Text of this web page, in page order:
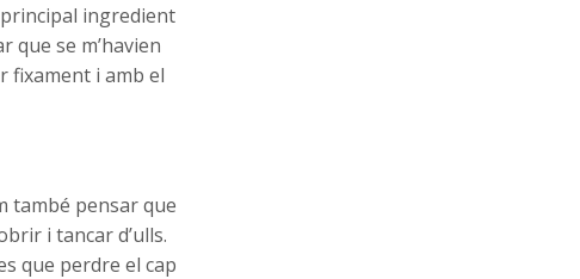
principal ingredient
que se m’havien
fixament i amb el
també pensar que
i tancar d’ulls.
que perdre el cap